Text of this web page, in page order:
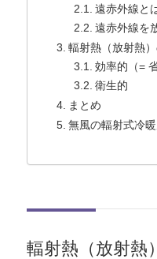
遠赤外線と
遠赤外線を
輻射熱（放射熱
効率的（=
衛生的
まとめ
無風の輻射式冷
輻射熱（放射熱